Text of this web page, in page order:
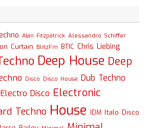
Alan Fitzpatrick Alessandro Schiffer
Curtain BlitzFm BTIC Chris Liebing
Deep House Deep
Disco Disco House Dub Techno
Electro Disco Electronic
Techno House IDM Italo Disco